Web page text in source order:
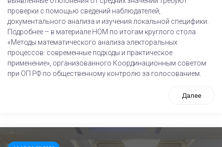
проверки с помощью сведений наблюдателей,
документального анализа и изучения локальной специфики.
Подробнее – в материале НОМ по итогам круглого стола
«Методы математического анализа электоральных
процессов: современные подходы и практическое
применение», организованного Координационным советом
при ОП РФ по общественному контролю за голосованием.
Далее